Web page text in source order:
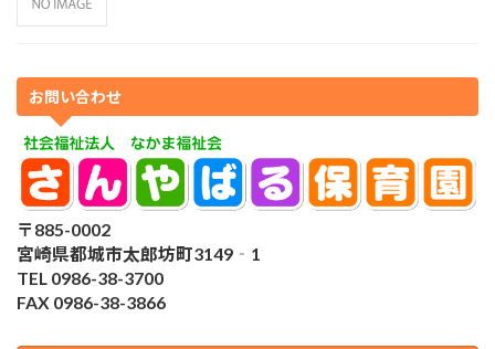
お問い合わせ
〒885-0002
宮崎県都城市太郎坊町3149‐1
TEL 0986-38-3700
FAX 0986-38-3866